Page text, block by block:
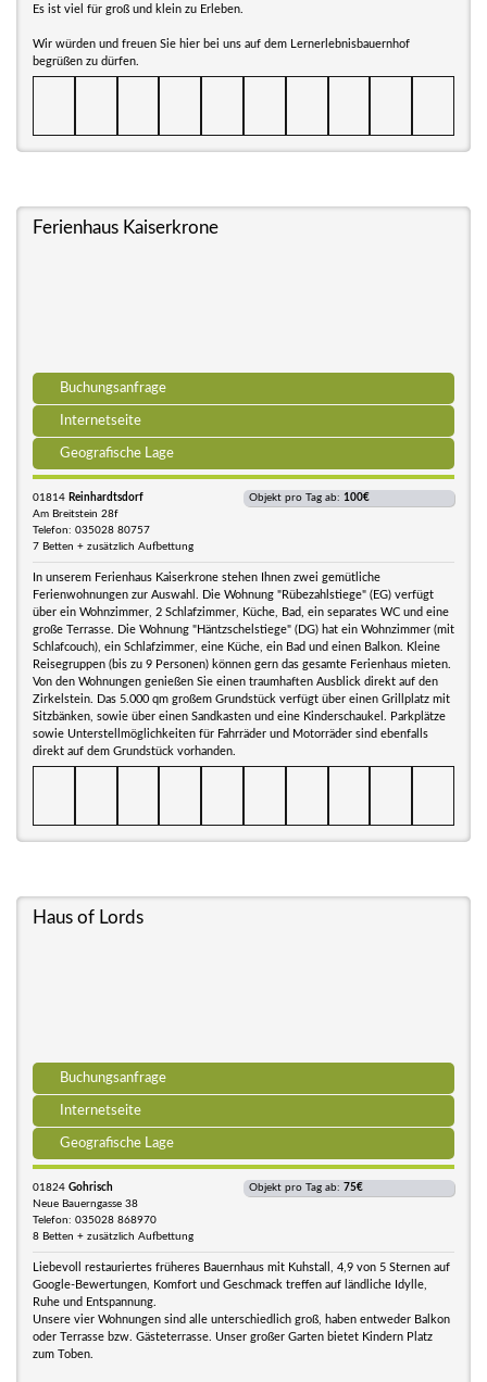
Es ist viel für groß und klein zu Erleben.
Wir würden und freuen Sie hier bei uns auf dem Lernerlebnisbauernhof
begrüßen zu dürfen.
Ferienhaus Kaiserkrone
Buchungsanfrage
Internetseite
Geografische Lage
01814 Reinhardtsdorf
Am Breitstein 28f
Telefon: 035028 80757
7 Betten + zusätzlich Aufbettung
Objekt pro Tag ab: 100€
In unserem Ferienhaus Kaiserkrone stehen Ihnen zwei gemütliche
Ferienwohnungen zur Auswahl. Die Wohnung "Rübezahlstiege" (EG) verfügt
über ein Wohnzimmer, 2 Schlafzimmer, Küche, Bad, ein separates WC und eine
große Terrasse. Die Wohnung "Häntzschelstiege" (DG) hat ein Wohnzimmer (mit
Schlafcouch), ein Schlafzimmer, eine Küche, ein Bad und einen Balkon. Kleine
Reisegruppen (bis zu 9 Personen) können gern das gesamte Ferienhaus mieten.
Von den Wohnungen genießen Sie einen traumhaften Ausblick direkt auf den
Zirkelstein. Das 5.000 qm großem Grundstück verfügt über einen Grillplatz mit
Sitzbänken, sowie über einen Sandkasten und eine Kinderschaukel. Parkplätze
sowie Unterstellmöglichkeiten für Fahrräder und Motorräder sind ebenfalls
direkt auf dem Grundstück vorhanden.
Haus of Lords
Buchungsanfrage
Internetseite
Geografische Lage
01824 Gohrisch
Neue Bauerngasse 38
Telefon: 035028 868970
8 Betten + zusätzlich Aufbettung
Objekt pro Tag ab: 75€
Liebevoll restauriertes früheres Bauernhaus mit Kuhstall, 4,9 von 5 Sternen auf
Google-Bewertungen, Komfort und Geschmack treffen auf ländliche Idylle,
Ruhe und Entspannung.
Unsere vier Wohnungen sind alle unterschiedlich groß, haben entweder Balkon
oder Terrasse bzw. Gästeterrasse. Unser großer Garten bietet Kindern Platz
zum Toben.